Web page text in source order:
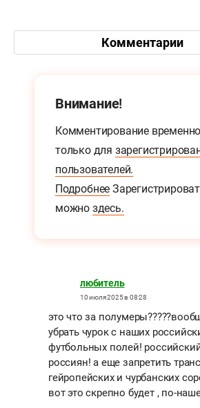
Комментарии
Внимание!
Комментирование
только для
пользователей.
Подробнее
можно здесь.
любитель
10 июля 2025 в 08:28
это что за
убрать чурок с наших
футбольных полей!
россиян! а еще запретить
гейропейских и чурбанских
вот это скрепно будет , по-